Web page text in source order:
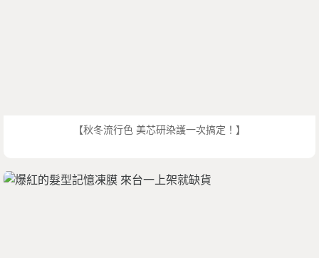
【秋冬流行色 美芯研染護一次搞定！】